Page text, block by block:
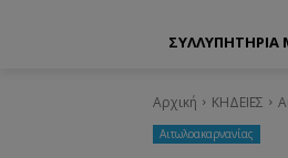
Αρχική ΚΗΔΕΙΕΣ
Aιτωλοακαρνανίας